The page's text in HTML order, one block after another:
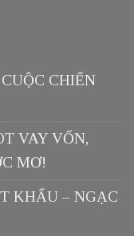
CHIẾN
VAY VỐN,
MƠ!
KHẨU – NGẠC